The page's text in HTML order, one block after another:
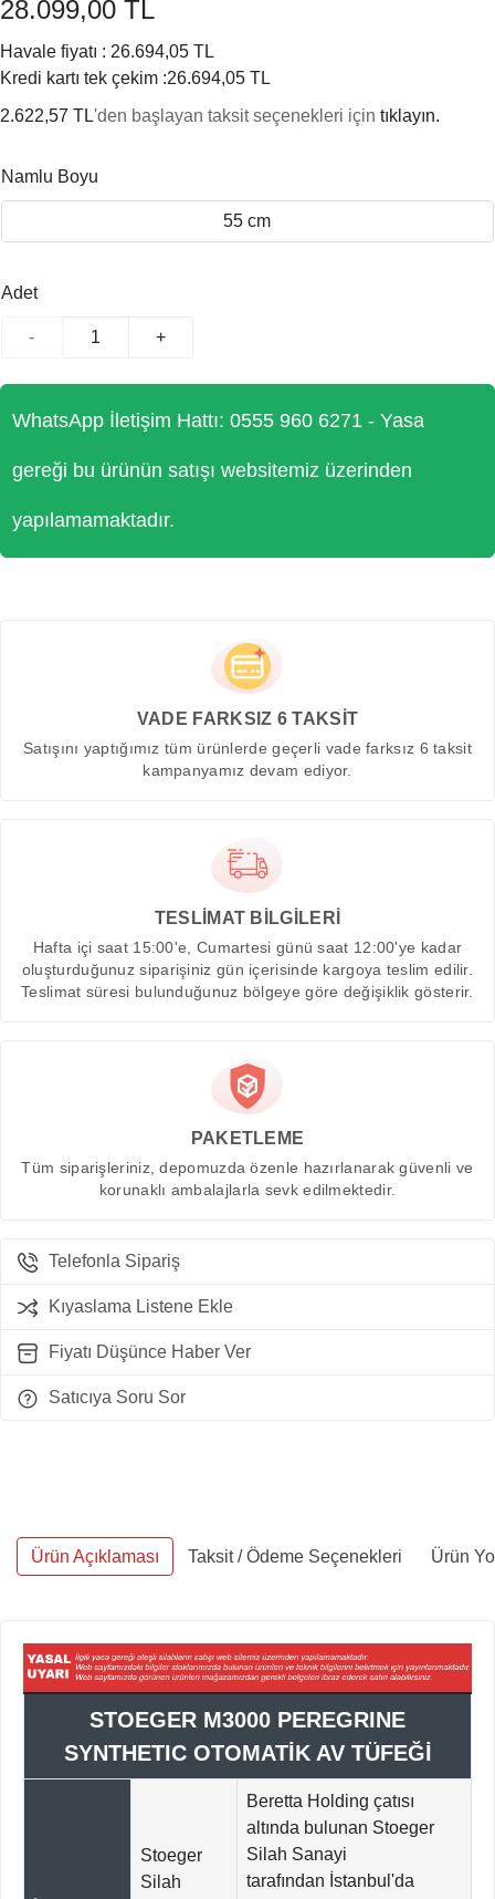
28.099,00 TL
Havale fiyatı : 26.694,05 TL
Kredi kartı tek çekim :26.694,05 TL
2.622,57 TL'den başlayan taksit seçenekleri için tıklayın.
Namlu Boyu
55 cm
Adet
- +
WhatsApp İletişim Hattı: 0555 960 6271 - Yasa
gereği bu ürünün satışı websitemiz üzerinden
yapılamamaktadır.
VADE FARKSIZ 6 TAKSİT
Satışını yaptığımız tüm ürünlerde geçerli vade farksız 6 taksit
kampanyamız devam ediyor.
TESLİMAT BİLGİLERİ
Hafta içi saat 15:00'e, Cumartesi günü saat 12:00'ye kadar
oluşturduğunuz siparişiniz gün içerisinde kargoya teslim edilir.
Teslimat süresi bulunduğunuz bölgeye göre değişiklik gösterir.
PAKETLEME
Tüm siparişleriniz, depomuzda özenle hazırlanarak güvenli ve
korunaklı ambalajlarla sevk edilmektedir.
Telefonla Sipariş
Kıyaslama Listene Ekle
Fiyatı Düşünce Haber Ver
Satıcıya Soru Sor
Ürün Açıklaması Taksit / Ödeme Seçenekleri Ürün
STOEGER M3000 PEREGRINE
SYNTHETIC OTOMATİK AV TÜFEĞİ
Stoeger
Silah
Beretta Holding çatısı
altında bulunan Stoeger
Silah Sanayi
tarafından İstanbul'da